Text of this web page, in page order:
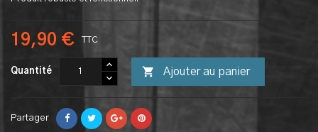
19,90 € TTC
Quantité  Ajouter au panier
Partager